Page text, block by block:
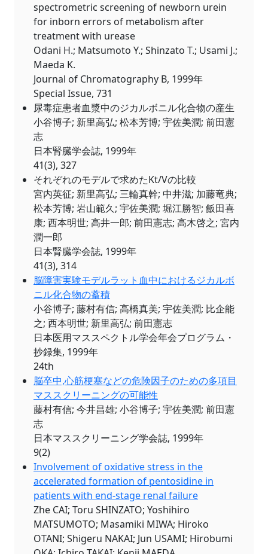
spectrometric screening of newborn urein
for inborn errors of metabolism after
treatment with urease
Odani H.; Matsumoto Y.; Shinzato T.; Usami J.;
Maeda K.
Journal of Chromatography B, 1999年
Special Issue, 731
尿毒症患者血漿中のジカルボニル化合物の産生
小谷博子; 新里高弘; 松本芳博; 宇佐美潤; 前田憲
志
日本腎臓学会誌, 1999年
41(3), 327
それぞれのモデルで求めたKt/Vの比較
宮内英征; 新里高弘; 三輪真幹; 中井滋; 加藤竜典;
松本芳博; 岩山範久; 宇佐美潤; 堀江勝智; 飯田喜
康; 西本明世; 高井一郎; 前田憲志; 高木啓之; 宮内
潤一郎
日本腎臓学会誌, 1999年
41(3), 314
脳障害実験モデルラット血中におけるジカルボ
ニル化合物の蓄積
小谷博子; 藤村有信; 高橋真美; 宇佐美潤; 比企能
之; 西本明世; 新里高弘; 前田憲志
日本医用マススペクトル学会年会プログラム・
抄録集, 1999年
24th
脳卒中,心筋梗塞などの危険因子のための多項目
マススクリーニングの可能性
藤村有信; 今井昌雄; 小谷博子; 宇佐美潤; 前田憲
志
日本マススクリーニング学会誌, 1999年
9(2)
Involvement of oxidative stress in the
accelerated formation of pentosidine in
patients with end‐stage renal failure
Zhe CAI; Toru SHINZATO; Yoshihiro
MATSUMOTO; Masamiki MIWA; Hiroko
OTANI; Shigeru NAKAI; Jun USAMI; Hirobumi